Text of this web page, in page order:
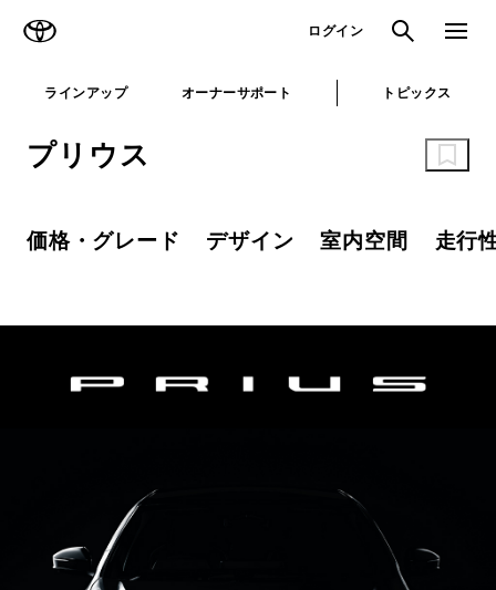
ログイン 検索 メニュ
ラインアップ オーナーサポート トピックス
プリウス
価格・グレード デザイン 室内空間 走行